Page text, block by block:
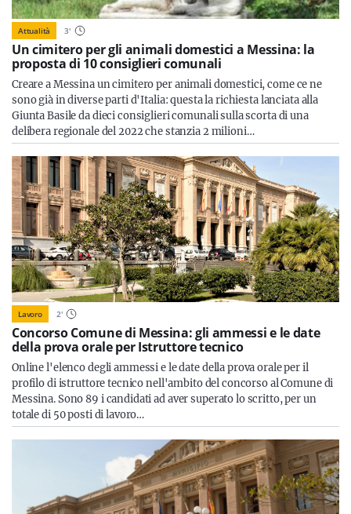
Attualità 3'
Un cimitero per gli animali domestici a Messina: la
proposta di 10 consiglieri comunali
Creare a Messina un cimitero per animali domestici, come ce ne
sono già in diverse parti d'Italia: questa la richiesta lanciata alla
Giunta Basile da dieci consiglieri comunali sulla scorta di una
delibera regionale del 2022 che stanzia 2 milioni…
Lavoro 2'
Concorso Comune di Messina: gli ammessi e le date
della prova orale per Istruttore tecnico
Online l'elenco degli ammessi e le date della prova orale per il
profilo di istruttore tecnico nell'ambito del concorso al Comune di
Messina. Sono 89 i candidati ad aver superato lo scritto, per un
totale di 50 posti di lavoro…